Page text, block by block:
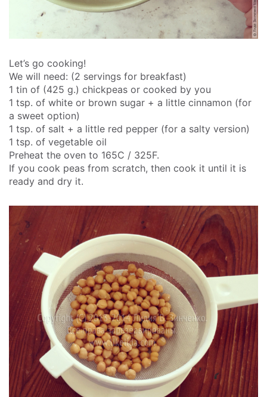
Let’s go cooking!
We will need: (2 servings for breakfast)
1 tin of (425 g.) chickpeas or cooked by you
1 tsp. of white or brown sugar + a little cinnamon (for
a sweet option)
1 tsp. of salt + a little red pepper (for a salty version)
1 tsp. of vegetable oil
Preheat the oven to 165C / 325F.
If you cook peas from scratch, then cook it until it is
ready and dry it.